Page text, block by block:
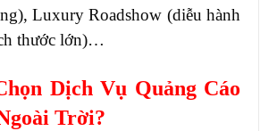
Luxury Roadshow (diễu hành
thước lớn)…
Dịch Vụ Quảng Cáo
Trời?